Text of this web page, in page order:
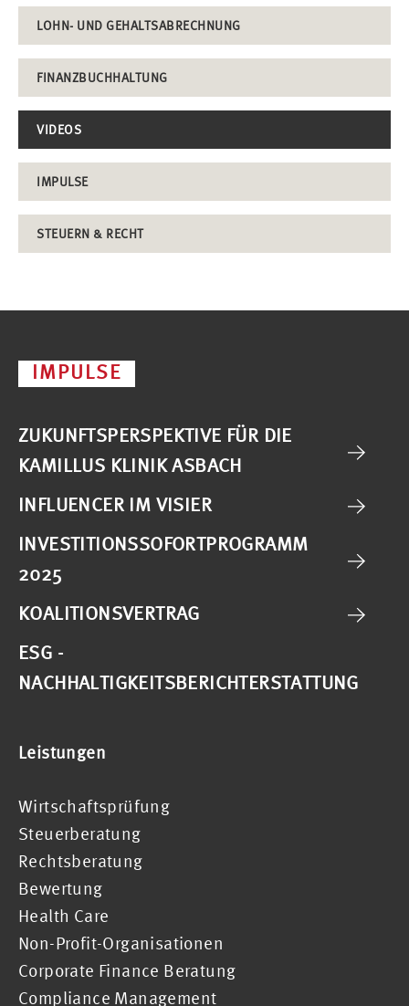
LOHN- UND GEHALTSABRECHNUNG
FINANZBUCHHALTUNG
VIDEOS
IMPULSE
STEUERN & RECHT
IMPULSE
ZUKUNFTSPERSPEKTIVE FÜR DIE
KAMILLUS KLINIK ASBACH
INFLUENCER IM VISIER
INVESTITIONSSOFORTPROGRAMM
2025
KOALITIONSVERTRAG
ESG -
NACHHALTIGKEITSBERICHTERSTATTUNG
Leistungen
Wirtschaftsprüfung
Steuerberatung
Rechtsberatung
Bewertung
Health Care
Non-Profit-Organisationen
Corporate Finance Beratung
Compliance Management